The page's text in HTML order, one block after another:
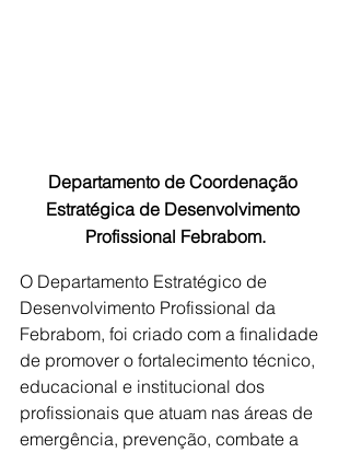
Departamento de Coordenação
Estratégica de Desenvolvimento
Profissional Febrabom.
O Departamento Estratégico de
Desenvolvimento Profissional da
Febrabom, foi criado com a finalidade
de promover o fortalecimento técnico,
educacional e institucional dos
profissionais que atuam nas áreas de
emergência, prevenção, combate a